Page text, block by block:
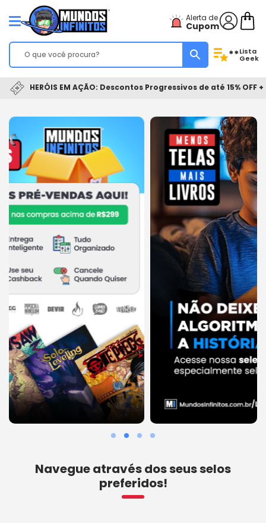
Alerta de
Cupom
**Lista
Geek
HERÓIS EM AÇÃO: Descontos Progressivos de até 15% OFF
Navegue através dos seus selos
preferidos!